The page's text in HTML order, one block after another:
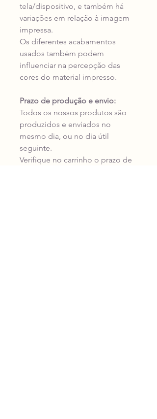
tela/dispositivo, e também há
variações em relação à imagem
impressa.
Os diferentes acabamentos
usados também podem
influenciar na percepção das
cores do material impresso.
Prazo de produção e envio:
Todos os nossos produtos são
produzidos e enviados no
mesmo dia, ou no dia útil
seguinte.
Verifique no carrinho o prazo de